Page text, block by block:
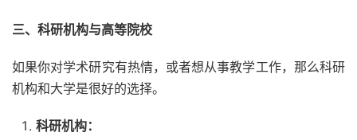
三、科研机构与高等院校
如果你对学术研究有热情，或者想从事教学工作，那么科研
机构和大学是很好的选择。
科研机构：